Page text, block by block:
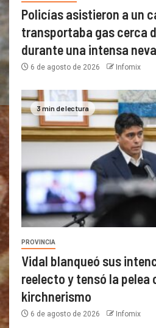
Policías asistieron a un
transportaba gas cerca
durante una intensa
6 de agosto de 2026 Infomix
3 min de lectura
PROVINCIA
Vidal blanqueó sus
reelecto y tensó la pelea
kirchnerismo
6 de agosto de 2026 Infomix